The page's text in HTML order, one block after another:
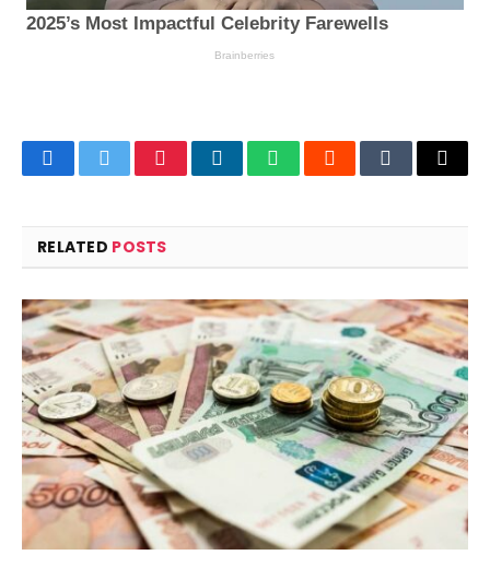
FacebookTwitterPinterestLinkedInWhatsAppRedditTumblrEmail
RELATED POSTS